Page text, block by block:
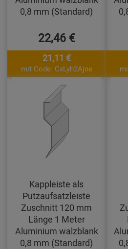
0,8 mm (Standard)
22,46 €
21,11 €
mit Code: CxLyh2Ajne
Kappleiste als
Putzaufsatzleiste
Zuschnitt 120 mm
Länge 1 Meter
Aluminium walzblank
0,8 mm (Standard)